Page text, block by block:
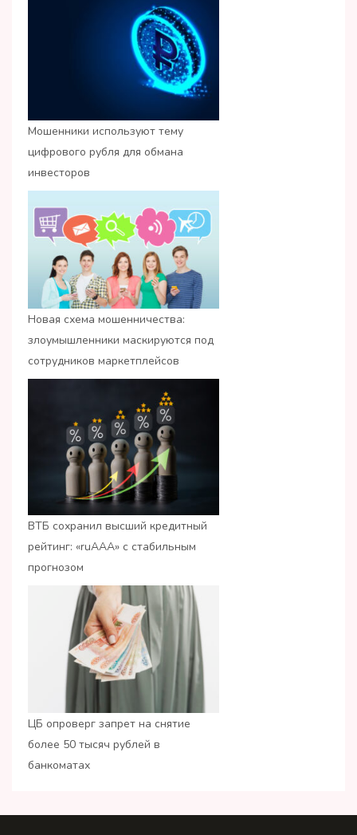
Мошенники используют тему
цифрового рубля для обмана
инвесторов
Новая схема мошенничества:
злоумышленники маскируются под
сотрудников маркетплейсов
ВТБ сохранил высший кредитный
рейтинг: «ruАAA» с стабильным
прогнозом
ЦБ опроверг запрет на снятие
более 50 тысяч рублей в
банкоматах